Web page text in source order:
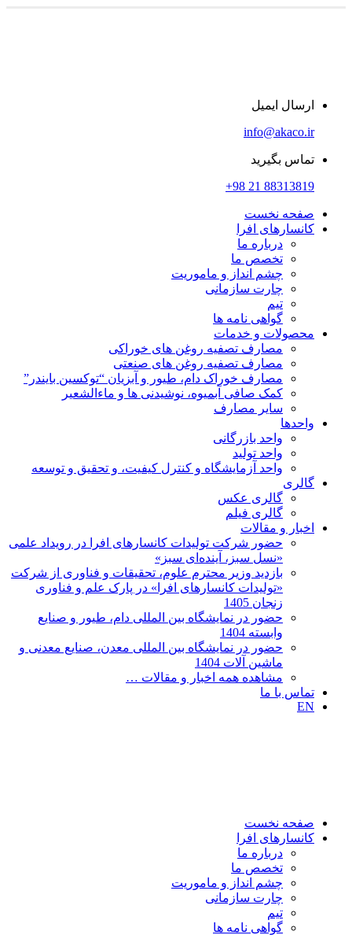
ارسال ایمیل
info@akaco.ir
تماس بگیرید
88313819 21 98+
صفحه نخست
کانسارهای افرا
درباره ما
تخصص ما
چشم انداز و ماموریت
چارت سازمانی
تیم
گواهی نامه ها
محصولات و خدمات
مصارف تصفیه روغن های خوراکی
مصارف تصفیه روغن های صنعتی
مصارف خوراک دام، طیور و آبزیان “توکسین بایندر”
کمک صافی آبمیوه، نوشیدنی ها و ماءالشعیر
سایر مصارف
واحدها
واحد بازرگانی
واحد تولید
واحد آزمایشگاه و کنترل کیفیت، و تحقیق و توسعه
گالری
گالری عکس
گالری فیلم
اخبار و مقالات
حضور شرکت تولیدات کانسارهای افرا در رویداد علمی
«نسل سبز، آینده‌ای سبز»
بازدید وزیر محترم علوم، تحقیقات و فناوری از شرکت
«تولیدات کانسارهای افرا» در پارک علم و فناوری
زنجان 1405
حضور در نمایشگاه بین المللی دام، طیور و صنایع
وابسته 1404
حضور در نمایشگاه بین المللی معدن، صنایع معدنی و
ماشین آلات 1404
مشاهده همه اخبار و مقالات …
تماس با ما
EN
صفحه نخست
کانسارهای افرا
درباره ما
تخصص ما
چشم انداز و ماموریت
چارت سازمانی
تیم
گواهی نامه ها